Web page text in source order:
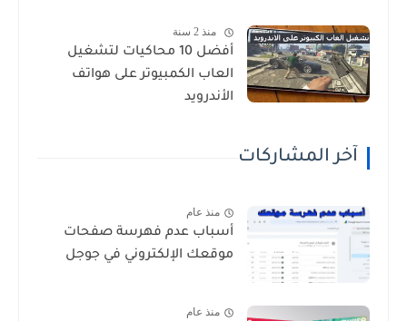
منذ 2 سنة
أفضل 10 محاكيات لتشغيل
العاب الكمبيوتر على هواتف
الأندرويد
آخر المشاركات
منذ عام
أسباب عدم فهرسة صفحات
موقعك الإلكتروني في جوجل
منذ عام